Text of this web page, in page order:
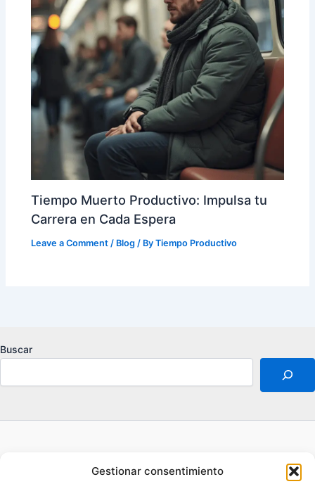
Gestionar consentimiento
Tiempo Muerto Productivo: Impulsa tu
Carrera en Cada Espera
Leave a Comment / Blog / ByTiempo Productivo
Buscar
Aviso legal